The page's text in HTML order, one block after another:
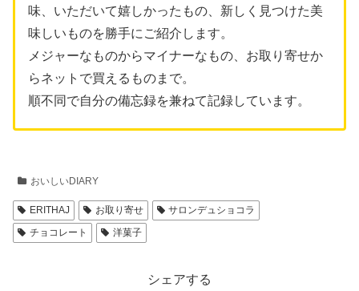
味、いただいて嬉しかったもの、新しく見つけた美
味しいものを勝手にご紹介します。
メジャーなものからマイナーなもの、お取り寄せか
らネットで買えるものまで。
順不同で自分の備忘録を兼ねて記録しています。
おいしいDIARY
ERITHAJ お取り寄せ
サロンデュショコラ
チョコレート
洋菓子
シェアする